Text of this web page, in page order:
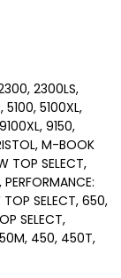
2300LS,
5100XL,
9150,
M-BOOK
TOP SELECT,
SELECT, 650,
SELECT,
450, 450T,